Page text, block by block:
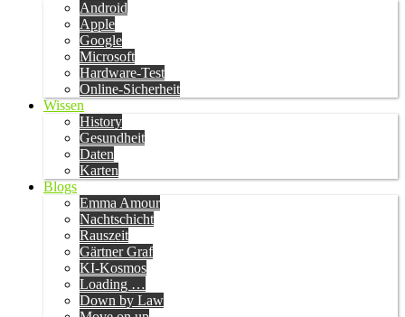
Android
Apple
Google
Microsoft
Hardware-Test
Online-Sicherheit
Wissen
History
Gesundheit
Daten
Karten
Blogs
Emma Amour
Nachtschicht
Rauszeit
Gärtner Graf
KI-Kosmos
Loading …
Down by Law